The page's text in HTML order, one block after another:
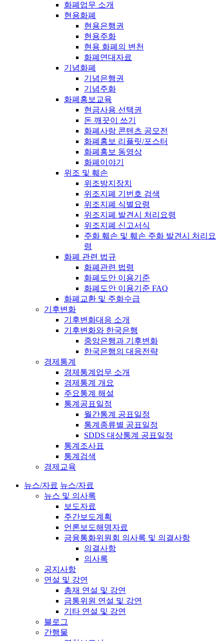
화폐업무 소개
현용화폐
현용은행권
현용주화
현용 화폐의 변천
화폐연대자료
기념화폐
기념은행권
기념주화
화폐홍보교육
현금사용 선택권
돈 깨끗이 쓰기
화폐사랑 콘텐츠 공모전
화폐홍보 리플릿/포스터
화폐홍보 동영상
화폐이야기
위조 및 훼손
위조방지장치
위조지폐 기번호 검색
위조지폐 식별요령
위조지폐 발견시 처리요령
위조지폐 신고서식
주화 훼손 및 훼손 주화 발견시 처리요
령
화폐 관련 법규
화폐관련 법령
화폐도안 이용기준
화폐도안 이용기준 FAQ
화폐교환 및 주화수급
기후변화
기후변화대응 소개
기후변화와 한국은행
중앙은행과 기후변화
한국은행의 대응전략
경제통계
경제통계업무 소개
경제통계 개요
주요통계 해설
통계공표일정
월간통계 공표일정
통계종류별 공표일정
SDDS 대상통계 공표일정
통계조사표
통계검색
경제교육
뉴스/자료 뉴스/자료
뉴스 및 의사록
보도자료
주간보도계획
언론보도해명자료
금융통화위원회 의사록 및 의결사항
의결사항
의사록
공지사항
연설 및 강연
총재 연설 및 강연
금통위원 연설 및 강연
기타 연설 및 강연
블로그
간행물